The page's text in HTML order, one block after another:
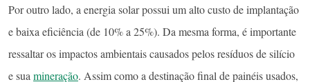
Por outro lado, a energia solar possui um alto custo de implantação
e baixa eficiência (de 10% a 25%). Da mesma forma, é importante
ressaltar os impactos ambientais causados pelos resíduos de silício
e sua mineração. Assim como a destinação final de painéis usados,